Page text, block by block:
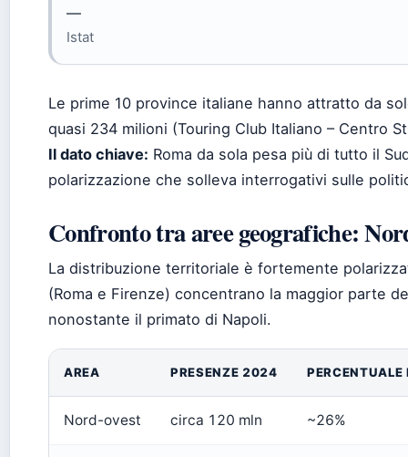
—
Istat
Le prime 10 province italiane hanno attratto da
quasi 234 milioni (Touring Club Italiano – Centro
Il dato chiave: Roma da sola pesa più di tutto il
polarizzazione che solleva interrogativi sulle
Confronto tra aree geografiche:
La distribuzione territoriale è fortemente
(Roma e Firenze) concentrano la maggior parte
nonostante il primato di Napoli.
AREA PRESENZE 2024
Nord-ovest circa 120 mln ~26%